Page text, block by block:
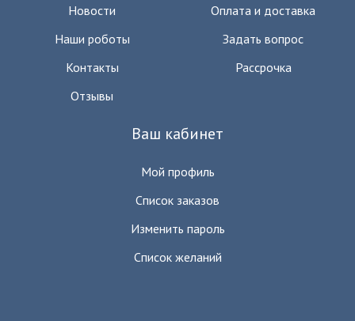
Новости
Наши роботы
Контакты
Отзывы
Оплата и доставка
Задать вопрос
Рассрочка
Ваш кабинет
Мой профиль
Список заказов
Изменить пароль
Список желаний